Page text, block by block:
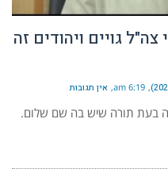
גויים ויהודים זה
6:19 am אין תגובות
בעת תורה שיש בה שם שלום.